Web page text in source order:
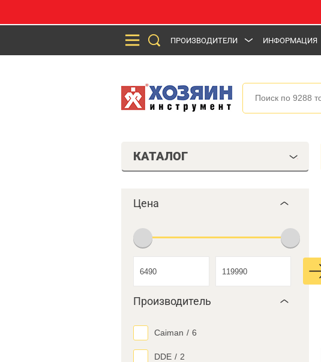
ПРОИЗВОДИТЕЛИ ИНФОРМАЦИЯ
КАТАЛОГ
Цена
Производитель
Caiman / 6
DDE / 2